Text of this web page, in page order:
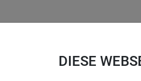
DIESE